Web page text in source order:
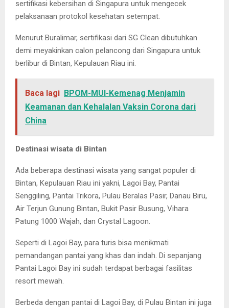
sertifikasi kebersihan di Singapura untuk mengecek
pelaksanaan protokol kesehatan setempat.
Menurut Buralimar, sertifikasi dari SG Clean dibutuhkan
demi meyakinkan calon pelancong dari Singapura untuk
berlibur di Bintan, Kepulauan Riau ini.
Baca lagi BPOM-MUI-Kemenag Menjamin
Keamanan dan Kehalalan Vaksin Corona dari
China
Destinasi wisata di Bintan
Ada beberapa destinasi wisata yang sangat populer di
Bintan, Kepulauan Riau ini yakni, Lagoi Bay, Pantai
Senggiling, Pantai Trikora, Pulau Beralas Pasir, Danau Biru,
Air Terjun Gunung Bintan, Bukit Pasir Busung, Vihara
Patung 1000 Wajah, dan Crystal Lagoon.
Seperti di Lagoi Bay, para turis bisa menikmati
pemandangan pantai yang khas dan indah. Di sepanjang
Pantai Lagoi Bay ini sudah terdapat berbagai fasilitas
resort mewah.
Berbeda dengan pantai di Lagoi Bay, di Pulau Bintan ini juga